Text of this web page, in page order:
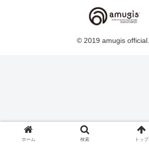
© 2019 amugis official.
ホーム 検索 トップ